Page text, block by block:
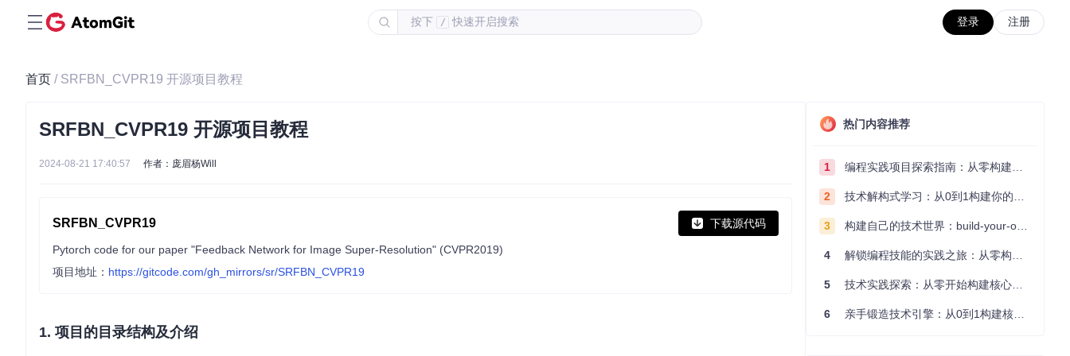
按下 / 快速开启搜索 登录 注册
首页 / SRFBN_CVPR19 开源项目教程
SRFBN_CVPR19 开源项目教程
2024-08-21 17:40:57 作者：庞眉杨Will
SRFBN_CVPR19 下载源代码
Pytorch code for our paper "Feedback Network for Image Super-Resolution" (CVPR2019)
项目地址： https://gitcode.com/gh_mirrors/sr/SRFBN_CVPR19
1. 项目的目录结构及介绍
热门内容推荐
1 编程实践项目探索指南：从零构建技术能力体系
2 技术解构式学习：从0到1构建你的编程知识体系
3 构建自己的技术世界：build-your-own-x项目的实践探索指南
4 解锁编程技能的实践之旅：从零构建你的技术世界
5 技术实践探索：从零开始构建核心系统的实践指南
6 亲手锻造技术引擎：从0到1构建核心系统的实践指南